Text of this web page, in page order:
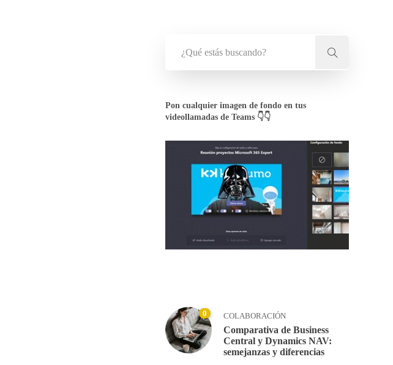
Pon cualquier imagen de fondo en tus
videollamadas de Teams 👇👇
0 COLABORACIÓN
Comparativa de Business
Central y Dynamics NAV:
semejanzas y diferencias